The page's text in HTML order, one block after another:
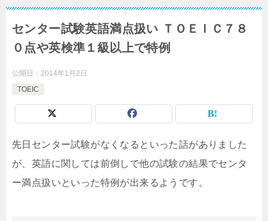
センター試験英語満点扱い ＴＯＥＩＣ７８
０点や英検準１級以上で特例
公開日： 2014年1月2日
TOEIC
先日センター試験がなくなるといった話がありました
が、英語に関しては前倒しで他の試験の結果でセンタ
ー満点扱いといった特例が出来るようです。